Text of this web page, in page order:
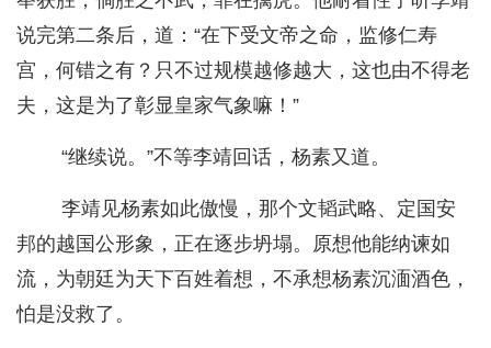
说完第二条后，道：“在下受文帝之命，监修仁寿
宫，何错之有？只不过规模越修越大，这也由不得老
夫，这是为了彰显皇家气象嘛！”
“继续说。”不等李靖回话，杨素又道。
李靖见杨素如此傲慢，那个文韬武略、定国安
邦的越国公形象，正在逐步坍塌。原想他能纳谏如
流，为朝廷为天下百姓着想，不承想杨素沉湎酒色，
怕是没救了。